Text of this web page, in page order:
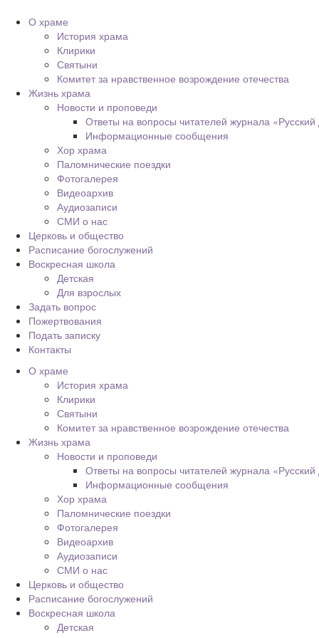
О храме
История храма
Клирики
Святыни
Комитет за нравственное возрождение отечества
Жизнь храма
Новости и проповеди
Ответы на вопросы читателей журнала
Информационные сообщения
Хор храма
Паломнические поездки
Фотогалерея
Видеоархив
Аудиозаписи
СМИ о нас
Церковь и общество
Расписание богослужений
Воскресная школа
Детская
Для взрослых
Задать вопрос
Пожертвования
Подать записку
Контакты
О храме
История храма
Клирики
Святыни
Комитет за нравственное возрождение отечества
Жизнь храма
Новости и проповеди
Ответы на вопросы читателей журнала
Информационные сообщения
Хор храма
Паломнические поездки
Фотогалерея
Видеоархив
Аудиозаписи
СМИ о нас
Церковь и общество
Расписание богослужений
Воскресная школа
Детская